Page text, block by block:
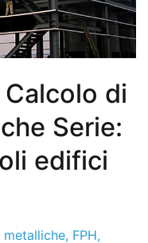
di
Serie:
edifici
, FPH,